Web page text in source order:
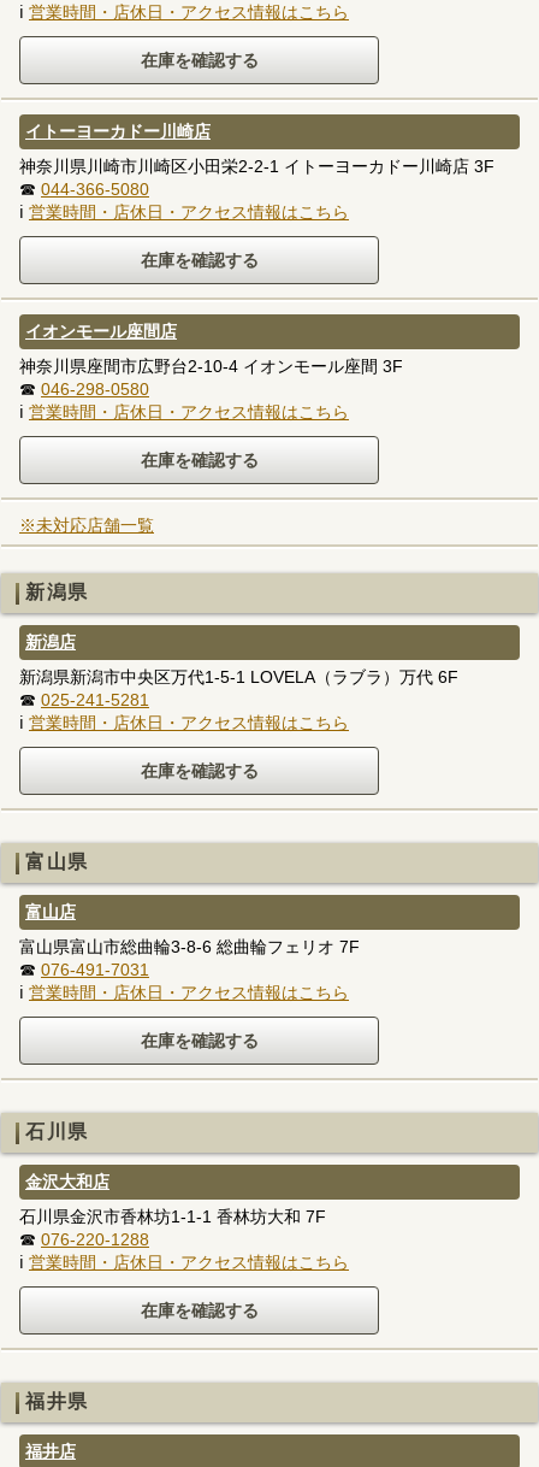
ℹ 営業時間・店休日・アクセス情報はこちら
イトーヨーカドー川崎店
神奈川県川崎市川崎区小田栄2-2-1 イトーヨーカドー川崎店 3F
☎ 044-366-5080
ℹ 営業時間・店休日・アクセス情報はこちら
イオンモール座間店
神奈川県座間市広野台2-10-4 イオンモール座間 3F
☎ 046-298-0580
ℹ 営業時間・店休日・アクセス情報はこちら
※未対応店舗一覧
新潟県
新潟店
新潟県新潟市中央区万代1-5-1 LOVELA（ラブラ）万代 6F
☎ 025-241-5281
ℹ 営業時間・店休日・アクセス情報はこちら
富山県
富山店
富山県富山市総曲輪3-8-6 総曲輪フェリオ 7F
☎ 076-491-7031
ℹ 営業時間・店休日・アクセス情報はこちら
石川県
金沢大和店
石川県金沢市香林坊1-1-1 香林坊大和 7F
☎ 076-220-1288
ℹ 営業時間・店休日・アクセス情報はこちら
福井県
福井店